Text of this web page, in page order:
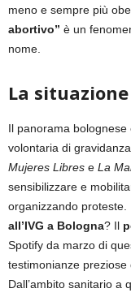
meno e sempre più
abortivo” è un
nome.
La
Il panorama bolognese
volontaria di
Mujeres Libres e La
sensibilizzare e
organizzando proteste.
all’IVG a Bologna? Il
Spotify da marzo di
testimonianze
Dall’ambito sanitario a